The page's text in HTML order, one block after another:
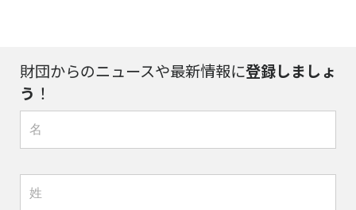
財団からのニュースや最新情報に登録しましょ
う ！